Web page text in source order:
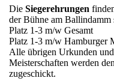
DieSiegerehrungen
der Bühne am Ballindamm
Platz 1-3 m/w Gesamt
Platz 1-3 m/w Hamburger
Alle übrigen Urkunden
Meisterschaften werden
zugeschickt.